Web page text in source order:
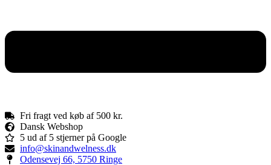
Fri fragt ved køb af 500 kr.
Dansk Webshop
5 ud af 5 stjerner på Google
info@skinandwelness.dk
Odensevej 66, 5750 Ringe